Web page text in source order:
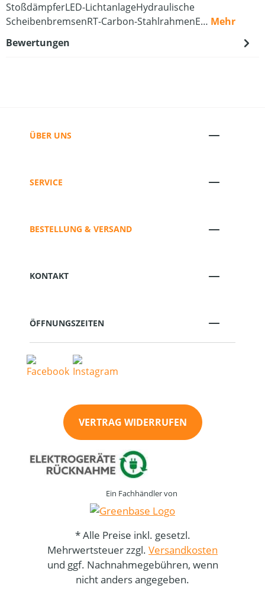
StoßdämpferLED-LichtanlageHydraulische
ScheibenbremsenRT-Carbon-StahlrahmenE… Mehr
Bewertungen
ÜBER UNS
SERVICE
BESTELLUNG & VERSAND
KONTAKT
ÖFFNUNGSZEITEN
VERTRAG WIDERRUFEN
Ein Fachhändler von
* Alle Preise inkl. gesetzl.
Mehrwertsteuer zzgl. Versandkosten
und ggf. Nachnahmegebühren, wenn
nicht anders angegeben.